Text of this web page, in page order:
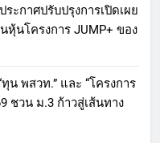
ะกาศปรับปรุงการเปิดเผย
หุ้นโครงการ JUMP+ ของ
น พสวท.” และ “โครงการ
ชวน ม.3 ก้าวสู่เส้นทาง